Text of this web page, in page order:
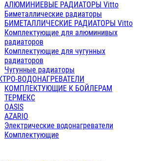
АЛЮМИНИЕВЫЕ РАДИАТОРЫ Vitto
Биметаллические радиаторы
БИМЕТАЛЛИЧЕСКИЕ РАДИАТОРЫ Vitto
Комплектующие для алюминивых
радиаторов
Комплектующие для чугунных
радиаторов
Чугунные радиаторы
ВОДОНАГРЕВАТЕЛИ
КОМПЛЕКТУЮЩИЕ К БОЙЛЕРАМ
ТЕРМЕКС
OASIS
AZARIO
Электрические водонагреватели
Комплектующие